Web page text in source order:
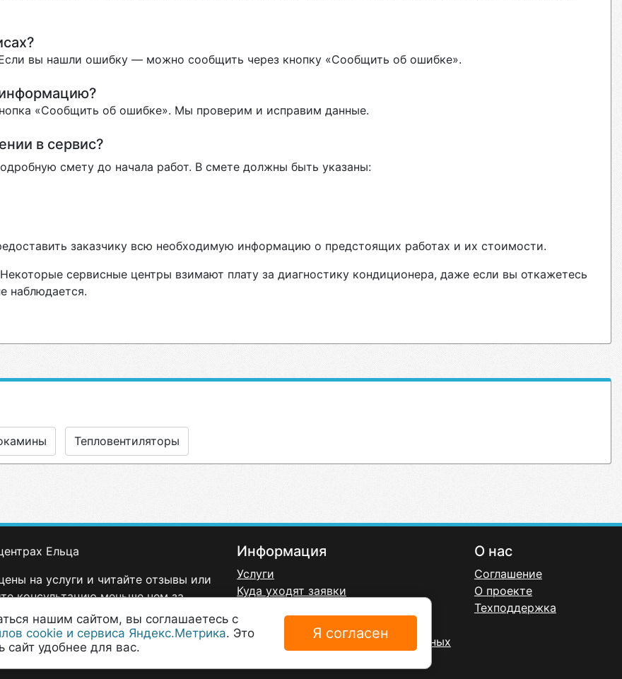
вы нашли ошибку — можно сообщить через кнопку «Сообщить об ошибке».
«Сообщить об ошибке». Мы проверим и исправим данные.
в сервис?
смету до начала работ. В смете должны быть указаны:
заказчику всю необходимую информацию о предстоящих работах и их стоимости.
сервисные центры взимают плату за диагностику кондиционера, даже если вы откажетесь
наблюдается.
Тепловентиляторы
Ельца
на услуги и читайте отзывы или
консультацию меньше чем за
Информация
Услуги
Куда уходят заявки
Договор-оферта
Согласие на обработку персональных
О нас
Соглашение
О проекте
Техподдержка
нашим сайтом, вы соглашаетесь с
cookie и сервиса Яндекс.Метрика. Это
сайт удобнее для вас.
Я согласен